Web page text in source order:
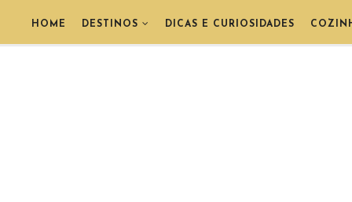
HOME DESTINOS DICAS E CURIOSIDADES